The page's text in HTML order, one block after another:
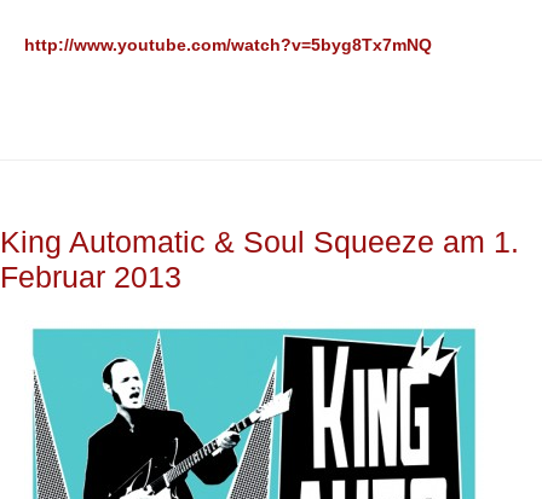
http://www.youtube.com/watch?v=5byg8Tx7mNQ
King Automatic & Soul Squeeze am 1.
Februar 2013